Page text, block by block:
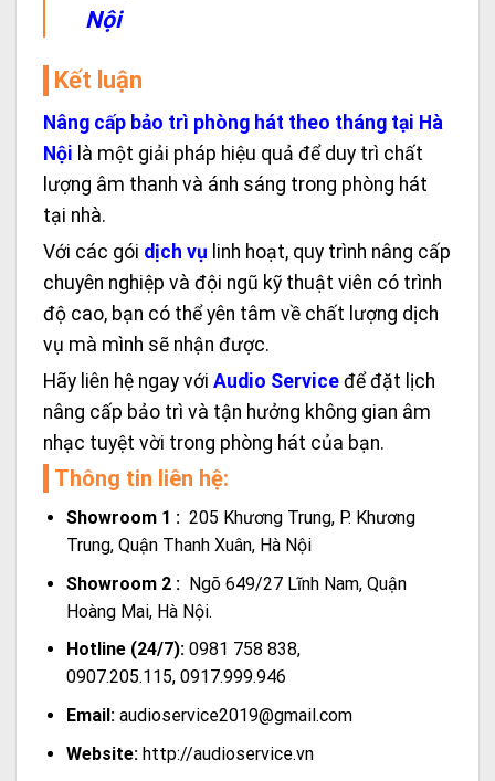
Nội
Kết luận
Nâng cấp bảo trì phòng hát theo tháng tại Hà
Nội là một giải pháp hiệu quả để duy trì chất
lượng âm thanh và ánh sáng trong phòng hát
tại nhà.
Với các gói dịch vụ linh hoạt, quy trình nâng cấp
chuyên nghiệp và đội ngũ kỹ thuật viên có trình
độ cao, bạn có thể yên tâm về chất lượng dịch
vụ mà mình sẽ nhận được.
Hãy liên hệ ngay với Audio Service để đặt lịch
nâng cấp bảo trì và tận hưởng không gian âm
nhạc tuyệt vời trong phòng hát của bạn.
Thông tin liên hệ:
Showroom 1 : 205 Khương Trung, P. Khương
Trung, Quận Thanh Xuân, Hà Nội
Showroom 2 : Ngõ 649/27 Lĩnh Nam, Quận
Hoàng Mai, Hà Nội.
Hotline (24/7):0981 758 838,
0907.205.115, 0917.999.946
Email:audioservice2019@gmail.com
Website:http://audioservice.vn